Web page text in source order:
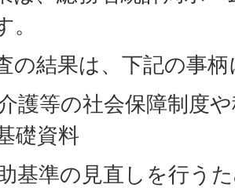
の結果は、下記の事
護等の社会保障制度
礎資料
基準の見直しを行う